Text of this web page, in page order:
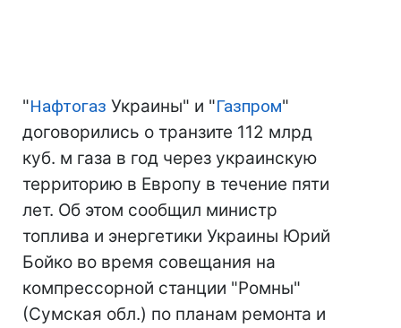
"Нафтогаз Украины" и "Газпром"
договорились о транзите 112 млрд
куб. м газа в год через украинскую
территорию в Европу в течение пяти
лет. Об этом сообщил министр
топлива и энергетики Украины Юрий
Бойко во время совещания на
компрессорной станции "Ромны"
(Сумская обл.) по планам ремонта и